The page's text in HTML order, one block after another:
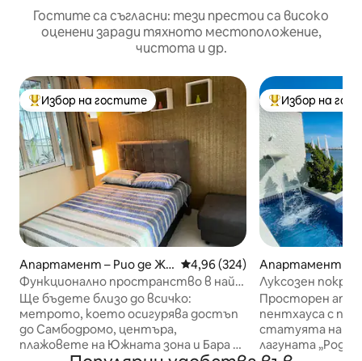
Гостите са съгласни: тези престои са високо
оценени заради тяхното местоположение,
чистота и др.
Най-популярен избор на гостите
Избор на гостите
Апартамент – Рио де Жа
нейро
Средна оценка: 4,96 от 5,
4,96 (324)
Функционално пространство в най-
доброто местоположение в Тижука.
Ще бъдете близо до всичко:
метрото, което осигурява достъп
до Самбодромо, центъра,
плажовете на Южната зона и Бара да
Най-популярен
Избор на
Апартамент –
нейро
Луксозен
уединение.
Просторен
пентхауса с
статуята на
лагуната